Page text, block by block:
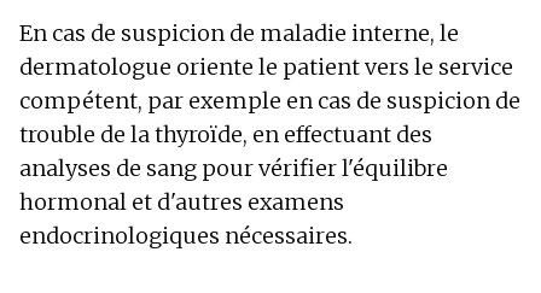
En cas de suspicion de maladie interne, le
dermatologue oriente le patient vers le service
compétent, par exemple en cas de suspicion de
trouble de la thyroïde, en effectuant des
analyses de sang pour vérifier l'équilibre
hormonal et d'autres examens
endocrinologiques nécessaires.